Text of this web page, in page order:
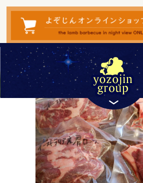
検
索
対
象:
― TAG ―
宅飲み